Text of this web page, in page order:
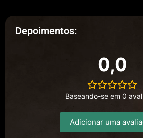
Depoimentos:
0,0
Baseando-se em 0
Adicionar uma